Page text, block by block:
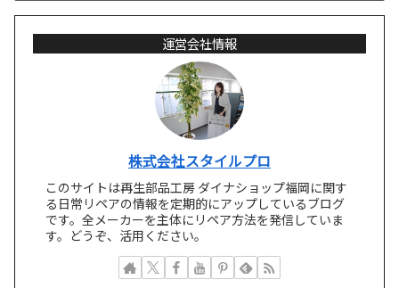
運営会社情報
株式会社スタイルプロ
このサイトは再生部品工房 ダイナショップ福岡に関す
る日常リペアの情報を定期的にアップしているブログ
です。全メーカーを主体にリペア方法を発信していま
す。どうぞ、活用ください。